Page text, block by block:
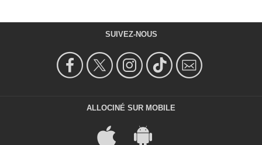
SUIVEZ-NOUS
ALLOCINÉ SUR MOBILE